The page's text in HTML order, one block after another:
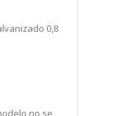
0,8
no se